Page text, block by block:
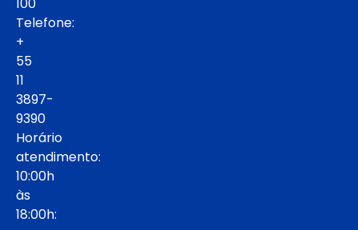
Telefone:
+
55
11
3897-
9390
Horário
atendimento:
10:00h
às
18:00h: